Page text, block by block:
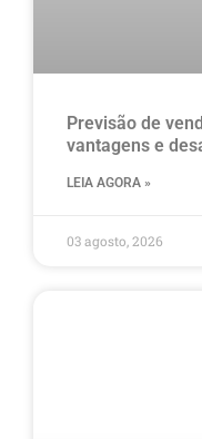
Previsão de
vantagens e
LEIA AGORA »
03 agosto, 2026